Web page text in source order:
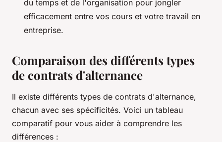
du temps et de l'organisation pour jongler
efficacement entre vos cours et votre travail en
entreprise.
Comparaison des différents types
de contrats d'alternance
Il existe différents types de contrats d'alternance,
chacun avec ses spécificités. Voici un tableau
comparatif pour vous aider à comprendre les
différences :